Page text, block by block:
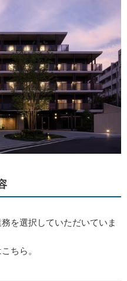
を選択していただいていま
ちら。